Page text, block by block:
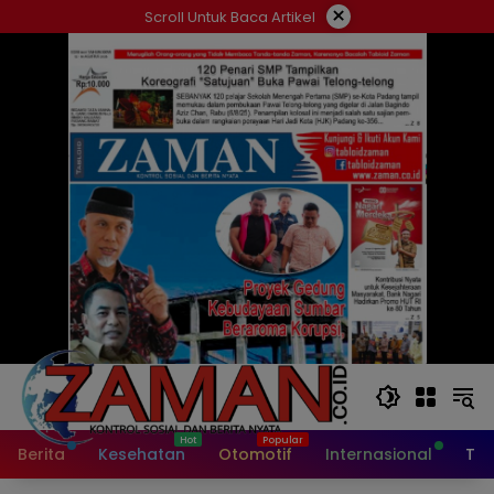
ke
Scroll Untuk Baca Artikel ×
Berita Kesehatan Otomotif Internasional